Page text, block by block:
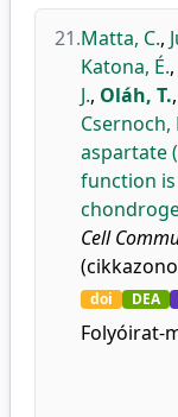
21.Matta, C.,
Katona, É.,
J., Oláh, T.,
Csernoch,
aspartate
function
Cell
doi DEA
Folyóirat-